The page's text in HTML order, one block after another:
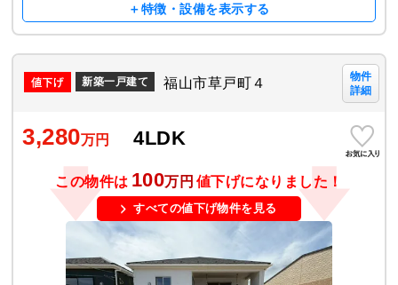
＋特徴・設備を表示する
新築一戸建て 福山市草戸町４
物件
詳細
3,280万円 4LDK
この物件は 100万円 値下げになりました！
すべての値下げ物件を見る